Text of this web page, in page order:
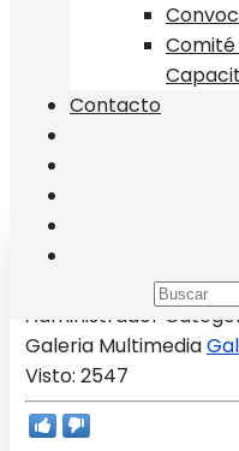
Comité
Contacto
Ciudad San
Administrador
Galeria Multimedia
Visto: 2547